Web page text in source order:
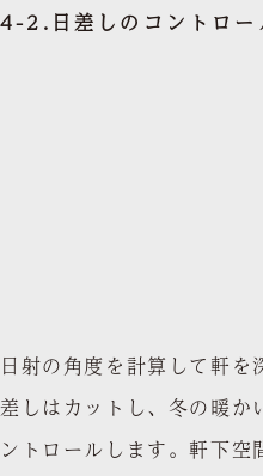
4-2.日差しのコントロー
日射の角度を計算して軒
差しはカットし、冬の暖か
ントロールします。軒下